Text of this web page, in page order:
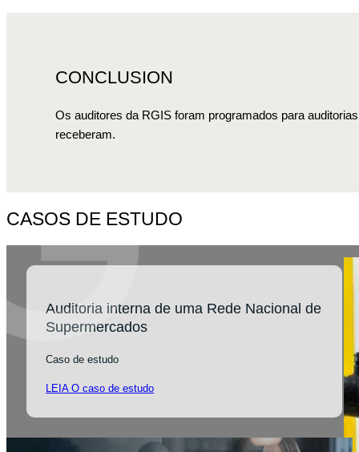
CONCLUSION
Os auditores da RGIS foram programados para
receberam.
CASOS DE ESTUDO
Auditoria interna de uma Rede Nacional de
Supermercados
Caso de estudo
LEIA O caso de estudo